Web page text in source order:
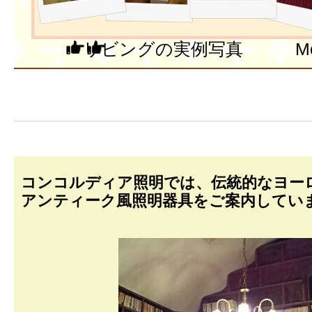
リビングの実例写真
コンコルディア照明では、伝統的なヨー
アンティーク風照明器具をご案内してい